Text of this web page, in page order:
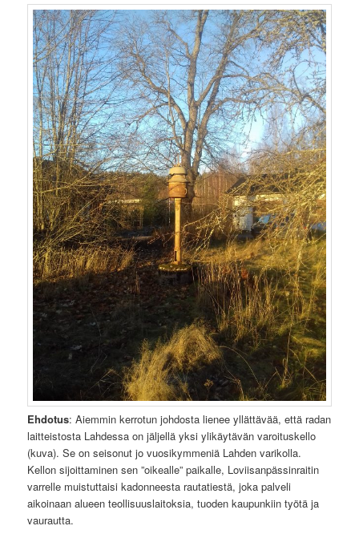
Ehdotus: Aiemmin kerrotun johdosta lienee yllättävää, että radan
laitteistosta Lahdessa on jäljellä yksi ylikäytävän varoituskello
(kuva). Se on seisonut jo vuosikymmeniä Lahden varikolla.
Kellon sijoittaminen sen ”oikealle” paikalle, Loviisanpässinraitin
varrelle muistuttaisi kadonneesta rautatiestä, joka palveli
aikoinaan alueen teollisuuslaitoksia, tuoden kaupunkiin työtä ja
vaurautta.